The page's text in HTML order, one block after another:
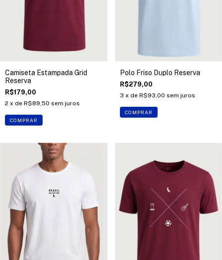
Camiseta Estampada Grid
Reserva
R$179,00
2 x de R$89,50 sem juros
COMPRAR
Polo Friso Duplo Reserva
R$279,00
3 x de R$93,00 sem juros
COMPRAR